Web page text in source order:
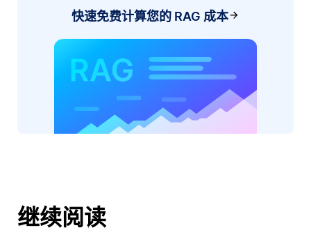
快速免费计算您的 RAG 成本
继续阅读